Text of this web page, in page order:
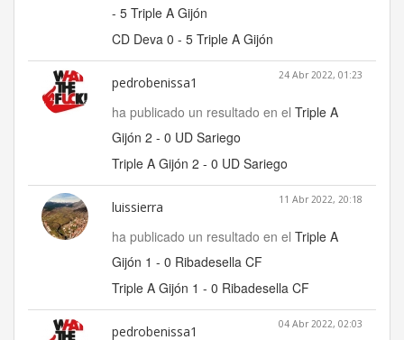
- 5 Triple A Gijón
CD Deva 0 - 5 Triple A Gijón
pedrobenissa1 24 Abr 2022, 01:23
ha publicado un resultado en el Triple A
Gijón 2 - 0 UD Sariego
Triple A Gijón 2 - 0 UD Sariego
luissierra 11 Abr 2022, 20:18
ha publicado un resultado en el Triple A
Gijón 1 - 0 Ribadesella CF
Triple A Gijón 1 - 0 Ribadesella CF
pedrobenissa1 04 Abr 2022, 02:03